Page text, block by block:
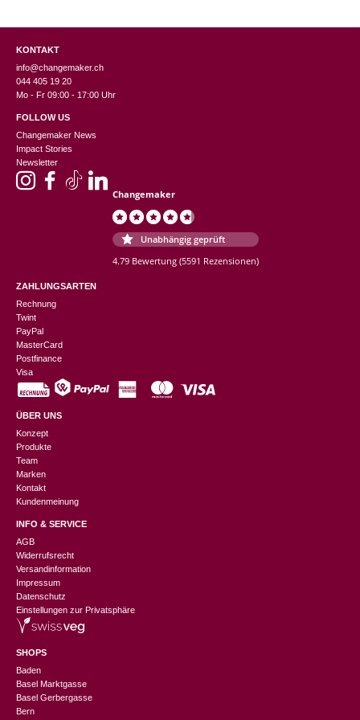
KONTAKT
info@changemaker.ch
044 405 19 20
Mo - Fr 09:00 - 17:00 Uhr
FOLLOW US
Changemaker News
Impact Stories
Newsletter
Changemaker
Unabhängig geprüft
4.79 Bewertung (5591 Rezensionen)
ZAHLUNGSARTEN
Rechnung
Twint
PayPal
MasterCard
Postfinance
Visa
ÜBER UNS
Konzept
Produkte
Team
Marken
Kontakt
Kundenmeinung
INFO & SERVICE
AGB
Widerrufsrecht
Versandinformation
Impressum
Datenschutz
Einstellungen zur Privatsphäre
SHOPS
Baden
Basel Marktgasse
Basel Gerbergasse
Bern